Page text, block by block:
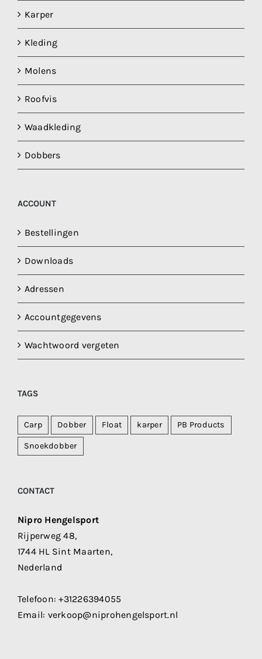
Karper
Kleding
Molens
Roofvis
Waadkleding
Dobbers
ACCOUNT
Bestellingen
Downloads
Adressen
Accountgegevens
Wachtwoord vergeten
TAGS
Carp Dobber Float karper PB Products
Snoekdobber
CONTACT
Nipro Hengelsport
Rijperweg 48,
1744 HL Sint Maarten,
Nederland
Telefoon:+31226394055
Email: verkoop@niprohengelsport.nl